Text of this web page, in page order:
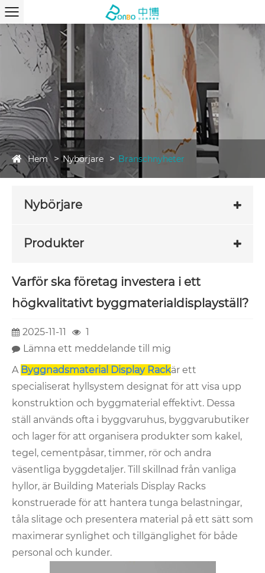
Hem Nybörjare Branschnyheter
Nybörjare
Produkter
Varför ska företag investera i ett
högkvalitativt byggmaterialdisplayställ?
2025-11-11
1
Lämna ett meddelande till mig
A Byggnadsmaterial Display Rackär ett
specialiserat hyllsystem designat för att visa upp
konstruktion och byggmaterial effektivt. Dessa
ställ används ofta i byggvaruhus, byggvarubutiker
och lager för att organisera produkter som kakel,
tegel, cementpåsar, timmer, rör och andra
väsentliga byggdetaljer. Till skillnad från vanliga
hyllor, är Building Materials Display Racks
konstruerade för att hantera tunga belastningar,
tåla slitage och presentera material på ett sätt som
maximerar synlighet och tillgänglighet för både
personal och kunder.